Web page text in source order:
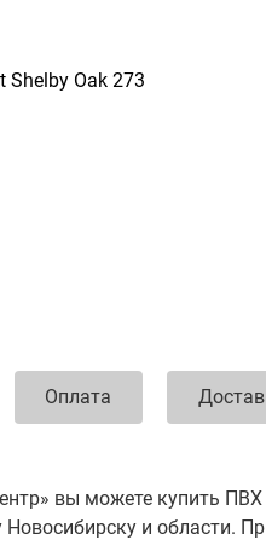
Оплата
вы можете купить
Новосибирску и области.